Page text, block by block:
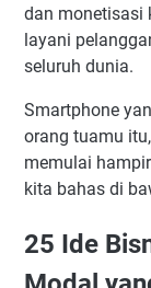
dan monetisasi
layani
seluruh dunia.
Smartphone
orang tuamu
memulai
kita bahas di
25 Ide